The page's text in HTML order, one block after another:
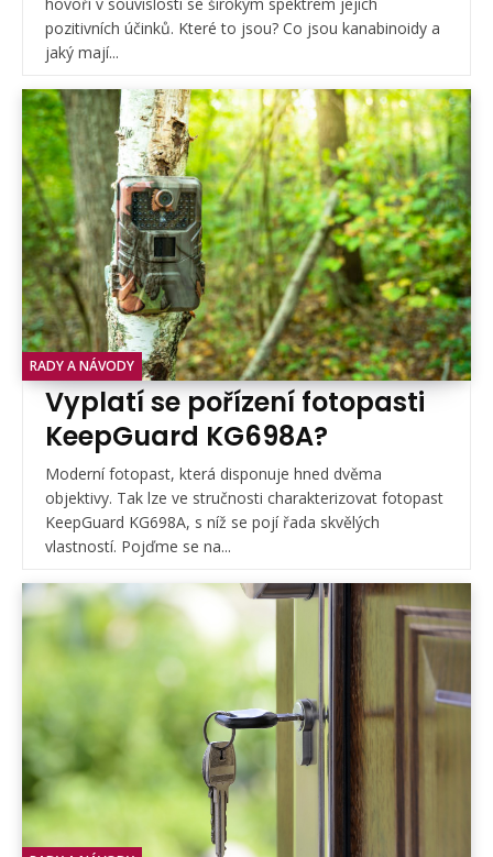
pozitivních účinků. Které to jsou? Co jsou kanabinoidy a
jaký mají...
RADY A NÁVODY
Vyplatí se pořízení fotopasti
KeepGuard KG698A?
Moderní fotopast, která disponuje hned dvěma
objektivy. Tak lze ve stručnosti charakterizovat fotopast
KeepGuard KG698A, s níž se pojí řada skvělých
vlastností. Pojďme se na...